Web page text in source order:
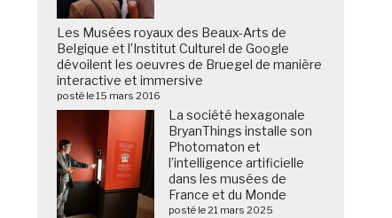
Les Musées royaux des Beaux-Arts de
Belgique et l’Institut Culturel de Google
dévoilent les oeuvres de Bruegel de manière
interactive et immersive
posté le 15 mars 2016
La société hexagonale
BryanThings installe son
Photomaton et
l’intelligence artificielle
dans les musées de
France et du Monde
posté le 21 mars 2025